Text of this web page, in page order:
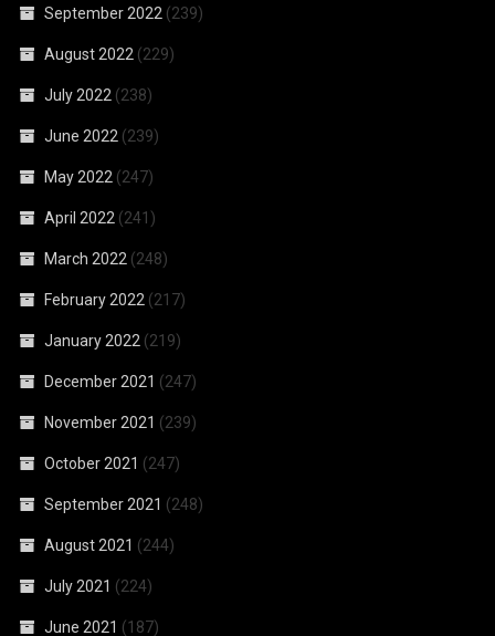
September 2022 (239)
August 2022 (229)
July 2022 (238)
June 2022 (239)
May 2022 (247)
April 2022 (241)
March 2022 (248)
February 2022 (217)
January 2022 (219)
December 2021 (247)
November 2021 (239)
October 2021 (247)
September 2021 (248)
August 2021 (244)
July 2021 (224)
June 2021 (187)